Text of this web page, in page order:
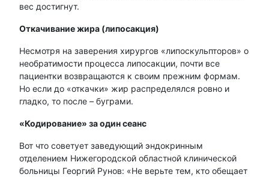
вес достигнут.
Откачивание жира (липосакция)
Несмотря на заверения хирургов «липоскульпторов» о
необратимости процесса липосакции, почти все
пациентки возвращаются к своим прежним формам.
Но если до «откачки» жир распределялся ровно и
гладко, то после – буграми.
«Кодирование» за один сеанс
Вот что советует заведующий эндокринным
отделением Нижегородской областной клинической
больницы Георгий Рунов: «Не верьте тем, кто обещает